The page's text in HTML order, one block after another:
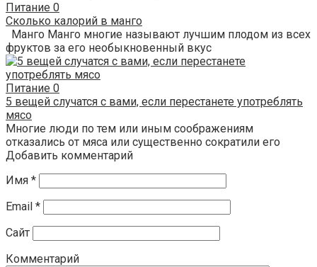
Питание 0
Сколько калорий в манго
Манго Манго многие называют лучшим плодом из всех
фруктов за его необыкновенный вкус
Питание 0
5 вещей случатся с вами, если перестанете употреблять
мясо
Многие люди по тем или иным соображениям
отказались от мяса или существенно сократили его
Добавить комментарий
Имя *
Email *
Сайт
Комментарий